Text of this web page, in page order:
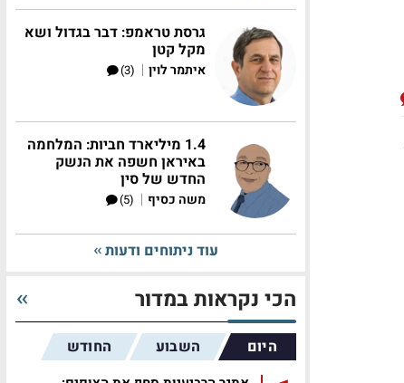
גרסת טראמפ: דבר בגדול ושא
מקל קטן
איתמר לוין |
(3)
1.4 מיליארד חביות: המלחמה
באיראן חשפה את הנשק
החדש של סין
משה כסיף |
(5)
עוד ניתוחים ודעות
הכי נקראות במדור
היום השבוע החודש